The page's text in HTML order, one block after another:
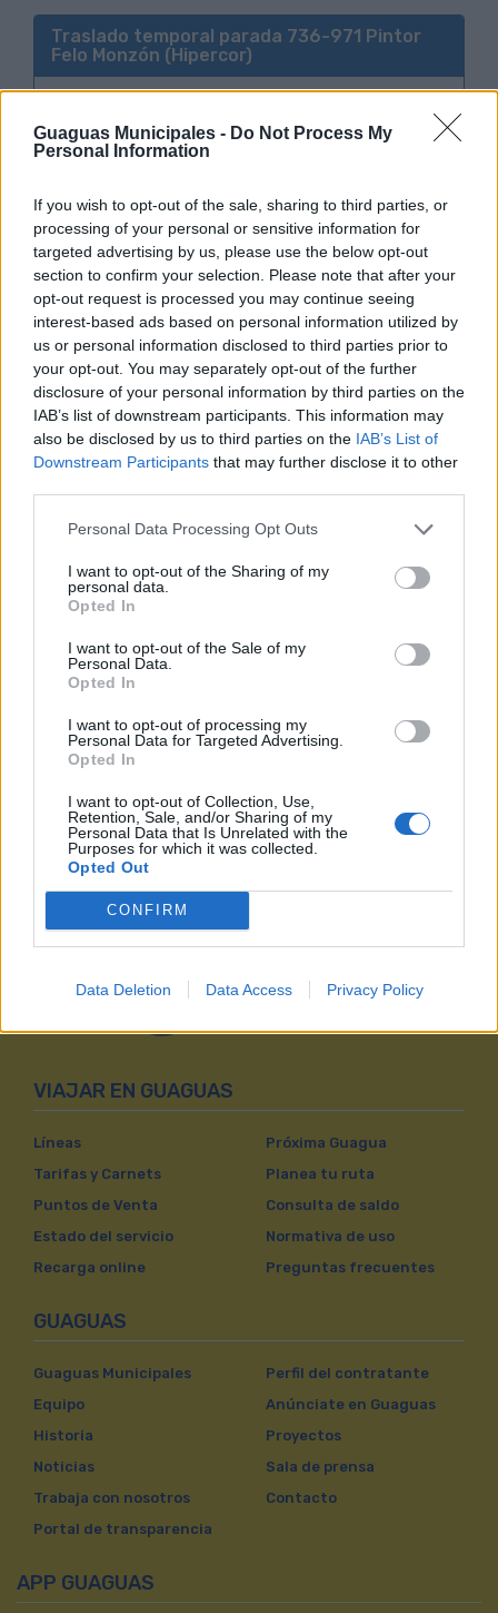
Guaguas Municipales - Do Not Process My
Personal Information
If you wish to opt-out of the sale, sharing to third parties, or
processing of your personal or sensitive information for
targeted advertising by us, please use the below opt-out
section to confirm your selection. Please note that after your
opt-out request is processed you may continue seeing
interest-based ads based on personal information utilized by
us or personal information disclosed to third parties prior to
your opt-out. You may separately opt-out of the further
disclosure of your personal information by third parties on the
IAB’s list of downstream participants. This information may
also be disclosed by us to third parties on the IAB’s List of
Downstream Participants that may further disclose it to other
Personal Data Processing Opt Outs
I want to opt-out of the Sharing of my
personal data.
Opted In
I want to opt-out of the Sale of my
Personal Data.
Opted In
I want to opt-out of processing my
Personal Data for Targeted Advertising.
Opted In
I want to opt-out of Collection, Use,
Retention, Sale, and/or Sharing of my
Personal Data that Is Unrelated with the
Purposes for which it was collected.
Opted Out
CONFIRM
Data Deletion Data Access Privacy Policy
Traslado temporal parada 736-971 Pintor
Felo Monzón (Hipercor)
08:00 horas del lunes 20 de julio y hasta nuevo aviso, la
parada 736-971 Pintor Felo Monzón (Hipercor) de las
Monzón (Hoya de la Gallina).
Las personas usuarias de la Línea 48, debido a que pasa
en ambos sentidos por la misma parada, deben
consultar con nuestro personal el destino al que se
dirige la unidad.
Líneas afectadas: 26, 45, 46, 48, 65, 91, L3
Publicado el 20/07/2026
Estado del servicio de otras líneas
Modificación itinerario Línea 54 en sábado,
domingo y festivo
Guaguas Municipales te comunica que a partir
del sábado 1 de agosto, la Línea 54 en sábado, domingo
expediciones, por el trayecto establecido para
laborable por la carretera del Centro.
Líneas afectadas: 54
Publicado el 31/07/2026
VIAJAR EN GUAGUAS
Líneas
Tarifas y Carnets
Puntos de Venta
Estado del servicio
Recarga online
Próxima Guagua
Planea tu ruta
Consulta de saldo
Normativa de uso
Preguntas frecuentes
GUAGUAS
Guaguas Municipales
Equipo
Historia
Noticias
Trabaja con nosotros
Portal de transparencia
Perfil del contratante
Anúnciate en Guaguas
Proyectos
Sala de prensa
Contacto
APP GUAGUAS